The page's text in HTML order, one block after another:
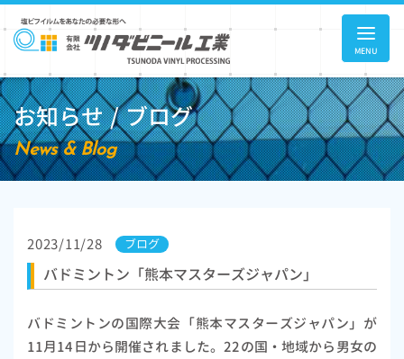
MENU
お知らせ / ブログ
News & Blog
2023/11/28 ブログ
バドミントン「熊本マスターズジャパン」
バドミントンの国際大会「熊本マスターズジャパン」が
11月14日から開催されました。22の国・地域から男女の